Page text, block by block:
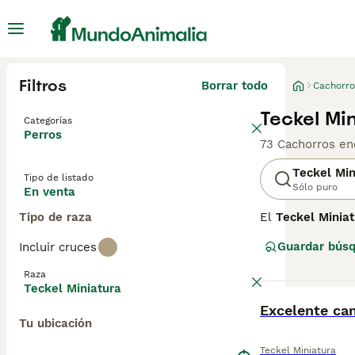
Filtros Borrar todo
Categorías
Perros
Tipo de listado
En venta
Tipo de raza
Incluir cruces
Raza
Teckel Miniatura
Tu ubicación
Teckel
73 Cachorros
Teckel
Sólo puro
El Teckel
en
curioso y muy
evitar
además de
Guardar
Excelente
Teckel Miniatura